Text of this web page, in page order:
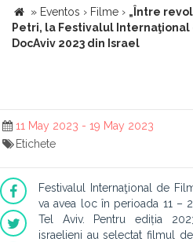
» Eventos › Filme › „Între
Petri, la Festivalul
DocAviv 2023 din Israel
11 May 2023 - 19 May 2023
Etichete
Festivalul Internaţional de
va avea loc în perioada 11 –
Tel Aviv. Pentru ediția
israelieni au selectat filmul